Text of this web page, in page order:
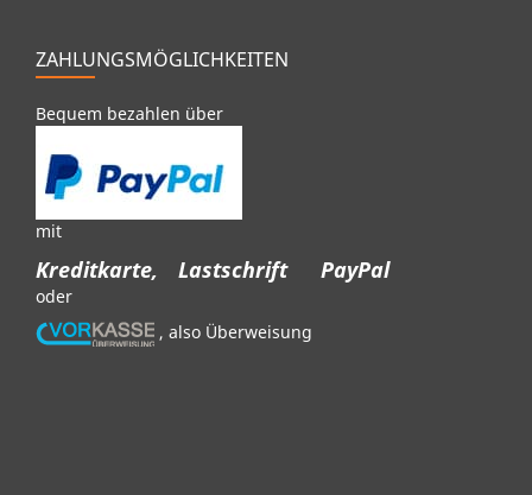
ZAHLUNGSMÖGLICHKEITEN
Bequem bezahlen über
mit
Kreditkarte, Lastschrift PayPal
oder
, also Überweisung